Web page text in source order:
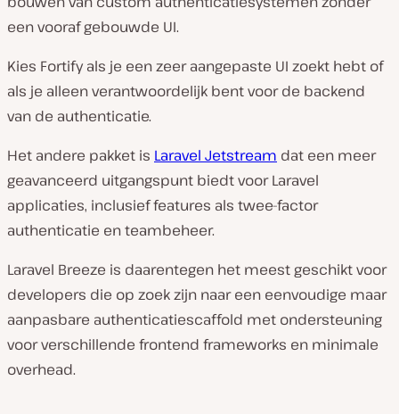
een vooraf gebouwde UI.
Kies Fortify als je een zeer aangepaste UI zoekt hebt of
als je alleen verantwoordelijk bent voor de backend
van de authenticatie.
Het andere pakket is Laravel Jetstream dat een meer
geavanceerd uitgangspunt biedt voor Laravel
applicaties, inclusief features als twee-factor
authenticatie en teambeheer.
Laravel Breeze is daarentegen het meest geschikt voor
developers die op zoek zijn naar een eenvoudige maar
aanpasbare authenticatiescaffold met ondersteuning
voor verschillende frontend frameworks en minimale
overhead.